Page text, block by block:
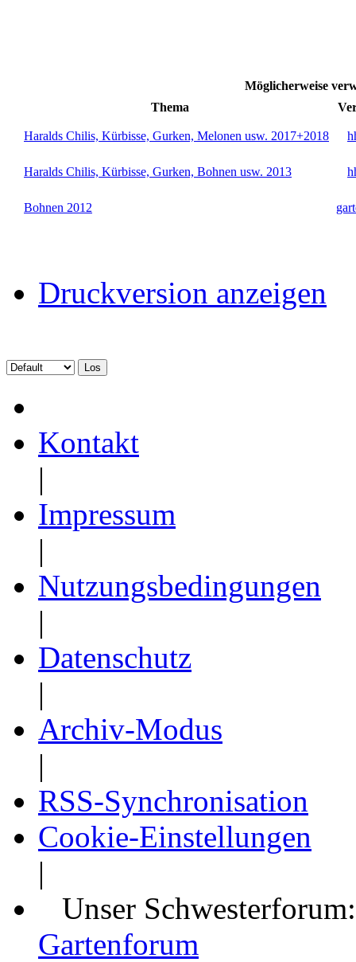
Möglicherweise
Thema
Haralds Chilis, Kürbisse, Gurken, Melonen usw. 2017+2018
Haralds Chilis, Kürbisse, Gurken, Bohnen usw. 2013
Bohnen 2012
Druckversion anzeigen
Kontakt
|
Impressum
|
Nutzungsbedingungen
|
Datenschutz
|
Archiv-Modus
|
RSS-Synchronisation
Cookie-Einstellungen
|
Unser
Gartenforum